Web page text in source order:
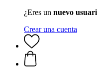
¿Eres un nuevo
Crear una cuenta